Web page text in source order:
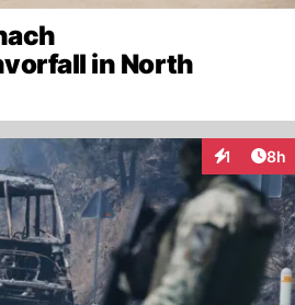
in North
1 8h